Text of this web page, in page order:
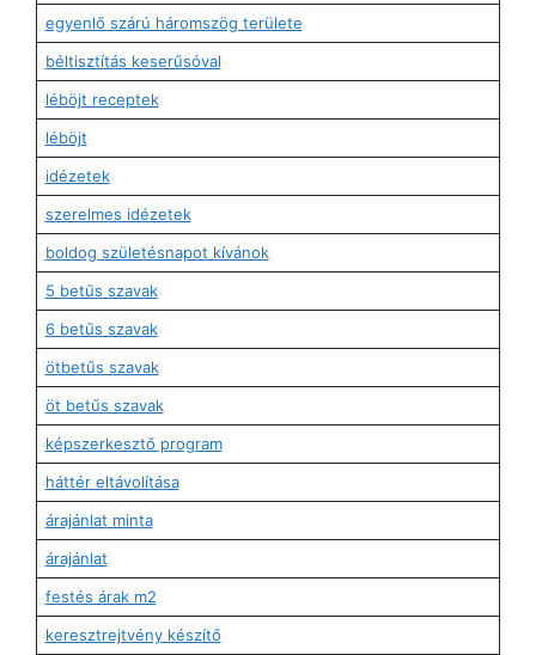
egyenlő szárú háromszög területe
béltisztítás keserűsóval
léböjt receptek
léböjt
idézetek
szerelmes idézetek
boldog születésnapot kívánok
5 betűs szavak
6 betűs szavak
ötbetűs szavak
öt betűs szavak
képszerkesztő program
háttér eltávolítása
árajánlat minta
árajánlat
festés árak m2
keresztrejtvény készítő